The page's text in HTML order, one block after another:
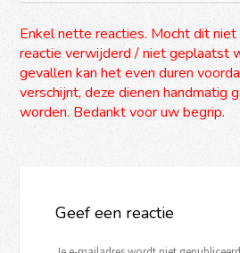
Enkel nette reacties. Mocht dit
reactie verwijderd / niet geplaatst
gevallen kan het even duren
verschijnt, deze dienen handmatig
worden. Bedankt voor uw begrip.
Geef een reactie